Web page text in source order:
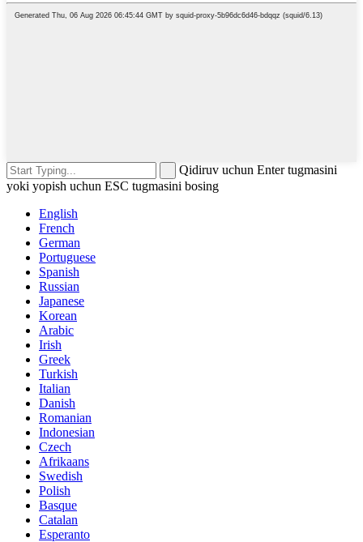
Qidiruv uchun Enter tugmasini
yoki yopish uchun ESC tugmasini bosing
English
French
German
Portuguese
Spanish
Russian
Japanese
Korean
Arabic
Irish
Greek
Turkish
Italian
Danish
Romanian
Indonesian
Czech
Afrikaans
Swedish
Polish
Basque
Catalan
Esperanto